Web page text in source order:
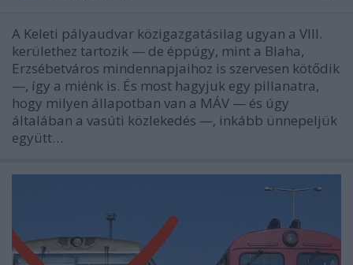
A Keleti pályaudvar közigazgatásilag ugyan a VIII.
kerülethez tartozik — de éppúgy, mint a Blaha,
Erzsébetváros mindennapjaihoz is szervesen kötődik
—, így a miénk is. És most hagyjuk egy pillanatra,
hogy milyen állapotban van a MÁV — és úgy
általában a vasúti közlekedés —, inkább ünnepeljük
együtt…